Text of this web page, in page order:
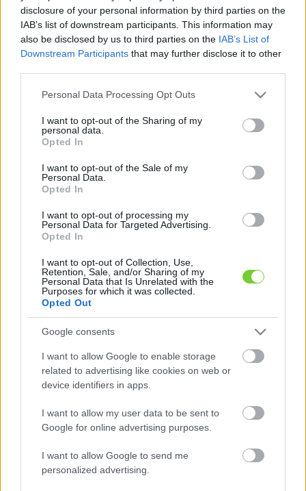
disclosure of your personal information by third parties on the
IAB’s list of downstream participants. This information may
also be disclosed by us to third parties on the IAB’s List of
Downstream Participants that may further disclose it to other
Please note that this website/app uses one or more Google
not limited to your visit or usage behaviour. You may click to
grant or deny consent to Google and its third-party tags to
use your data for below specified purposes in below Google
consent section.
Personal Data Processing Opt Outs
I want to opt-out of the Sharing of my
personal data.
Opted In
I want to opt-out of the Sale of my
Personal Data.
Opted In
I want to opt-out of processing my
Personal Data for Targeted Advertising.
Opted In
I want to opt-out of Collection, Use,
Retention, Sale, and/or Sharing of my
Personal Data that Is Unrelated with the
Purposes for which it was collected.
Opted Out
Google consents
I want to allow Google to enable storage
related to advertising like cookies on web or
device identifiers in apps.
I want to allow my user data to be sent to
Google for online advertising purposes.
I want to allow Google to send me
personalized advertising.
Felhasználónév
Jelszó
rám
Elfelejtette jelszavát?
Elfelejtette felhasználónevét?
Regisztráció
Bejelentkezés
faiskola.hu
Kertészeti, kerti termékek és szolgáltatások térképes
szaknévsora
MI A FAISKOLA.HU?
143
14
13
16
12
7
8
6
2
3
9
14
4
2
143
14
13
16
12
7
6
3
14
2